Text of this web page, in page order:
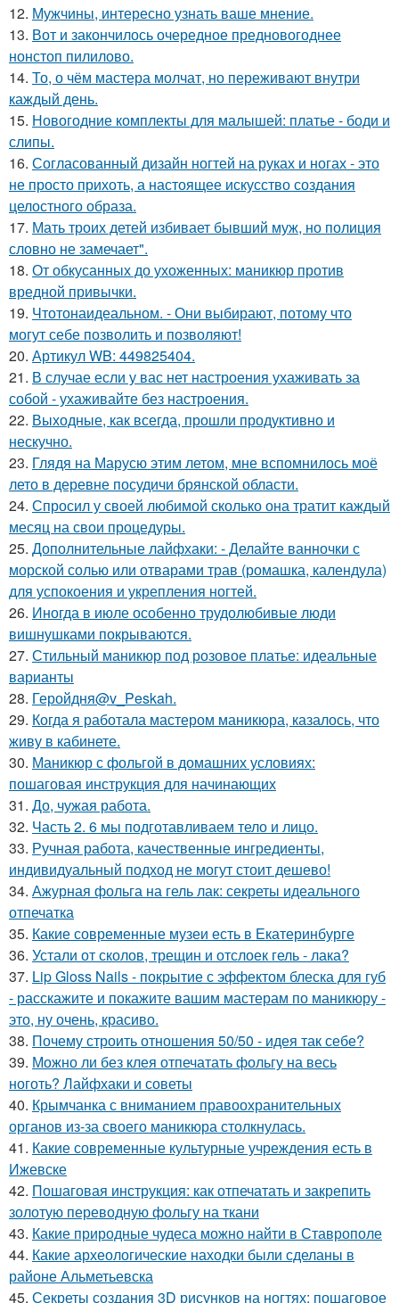
12. Мужчины, интересно узнать ваше мнение.
13. Вот и закончилось очередное предновогоднее
нонстоп пилилово.
14. То, о чём мастера молчат, но переживают внутри
каждый день.
15. Новогодние комплекты для малышей: платье - боди и
слипы.
16. Согласованный дизайн ногтей на руках и ногах - это
не просто прихоть, а настоящее искусство создания
целостного образа.
17. Мать троих детей избивает бывший муж, но полиция
словно не замечает".
18. От обкусанных до ухоженных: маникюр против
вредной привычки.
19. Чтотонаидеальном. - Они выбирают, потому что
могут себе позволить и позволяют!
20. Артикул WB: 449825404.
21. В случае если у вас нет настроения ухаживать за
собой - ухаживайте без настроения.
22. Выходные, как всегда, прошли продуктивно и
нескучно.
23. Глядя на Марусю этим летом, мне вспомнилось моё
лето в деревне посудичи брянской области.
24. Спросил у своей любимой сколько она тратит каждый
месяц на свои процедуры.
25. Дополнительные лайфхаки: - Делайте ванночки с
морской солью или отварами трав (ромашка, календула)
для успокоения и укрепления ногтей.
26. Иногда в июле особенно трудолюбивые люди
вишнушками покрываются.
27. Стильный маникюр под розовое платье: идеальные
варианты
28. Геройдня@v_Peskah.
29. Когда я работала мастером маникюра, казалось, что
живу в кабинете.
30. Маникюр с фольгой в домашних условиях:
пошаговая инструкция для начинающих
31. До, чужая работа.
32. Часть 2. 6 мы подготавливаем тело и лицо.
33. Ручная работа, качественные ингредиенты,
индивидуальный подход не могут стоит дешево!
34. Ажурная фольга на гель лак: секреты идеального
отпечатка
35. Какие современные музеи есть в Екатеринбурге
36. Устали от сколов, трещин и отслоек гель - лака?
37. Lip Gloss Nails - покрытие с эффектом блеска для губ
- расскажите и покажите вашим мастерам по маникюру -
это, ну очень, красиво.
38. Почему строить отношения 50/50 - идея так себе?
39. Можно ли без клея отпечатать фольгу на весь
ноготь? Лайфхаки и советы
40. Крымчанка с вниманием правоохранительных
органов из-за своего маникюра столкнулась.
41. Какие современные культурные учреждения есть в
Ижевске
42. Пошаговая инструкция: как отпечатать и закрепить
золотую переводную фольгу на ткани
43. Какие природные чудеса можно найти в Ставрополе
44. Какие археологические находки были сделаны в
районе Альметьевска
45. Секреты создания 3D рисунков на ногтях: пошаговое